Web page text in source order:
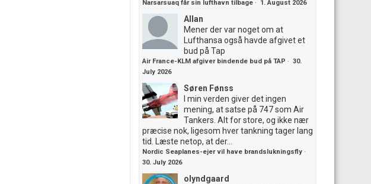
Narsarsuaq får sin lufthavn tilbage · 1. August 2026
Allan
Mener der var noget om at
Lufthansa også havde afgivet et
bud på Tap
Air France-KLM afgiver bindende bud på TAP · 30.
July 2026
Søren Fønss
I min verden giver det ingen
mening, at satse på 747 som Air
Tankers. Alt for store, og ikke nær
præcise nok, ligesom hver tankning tager lang
tid. Læste netop, at der...
Nordic Seaplanes-ejer vil have brandslukningsfly ·
30. July 2026
olyndgaard